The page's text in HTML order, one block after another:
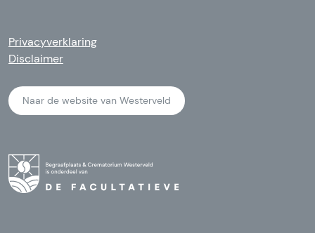
Privacyverklaring
Disclaimer
Naar de website van Westerveld